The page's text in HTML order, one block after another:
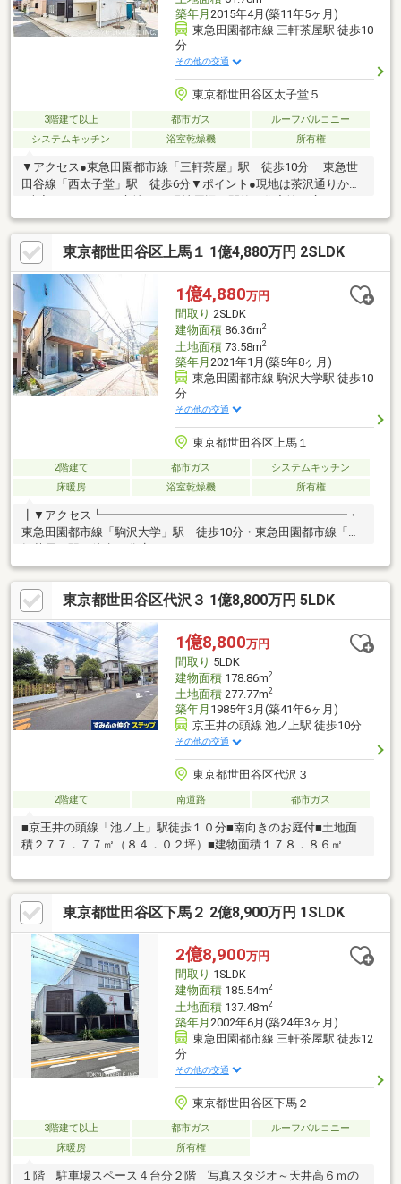
築年月 2015年4月(築11年5ヶ月)
東急田園都市線 三軒茶屋駅 徒歩10
分
その他の交通
東京都世田谷区太子堂５
3階建て以上 都市ガス
ルーフバルコニー
システムキッチン
浴室乾燥機 所有権
▼アクセス●東急田園都市線「三軒茶屋」駅 徒歩10分 東急世
田谷線「西太子堂」駅 徒歩6分▼ポイント●現地は茶沢通りから
います。●北東・北西の角地です。●システムキッチンは、リビン
グを見渡せるカウンター式。●ルーフバルコニー付住戸。●大切な
愛車を雨風から防げるビルトイン車庫。 ▼周辺環境●太子堂小学
校・・・・・・・・約490ｍ●太子堂中学校・・・・・・・・約
340ｍ●太子堂保育園・・・・・・・・約120ｍ●サミット代沢十字
路店・・・・約400ｍ
東京都世田谷区上馬１ 1億4,880万円 2SLDK
1億4,880万円
間取り 2SLDK
建物面積86.36m2
土地面積73.58m2
築年月 2021年1月(築5年8ヶ月)
東急田園都市線 駒沢大学駅 徒歩10
分
その他の交通
東京都世田谷区上馬１
2階建て 都市ガス
システムキッチン
床暖房
浴室乾燥機 所有権
┃▼アクセス┗━━━━━━━━━━━━━━━━━━━━━・
東急田園都市線「駒沢大学」駅 徒歩10分・東急田園都市線「三
┗━━━━━━━━━━━━━━━━━━━━━・外からの視線
が気になりにくい2階リビング・約18.7畳のLDKの一部には電気式
床暖房有 また勾配天井になっているため開放感有・LD部分が見
渡せるカウンターキッチン・各種水回りに窓があり換気ができる
ため、湿気がこもらず衛生的・全居室収納スペース有・約8.02m2
のグルニエがあり、季節物の家電等の収納が可能です・トイレ2箇
所有(1階・2階)・車庫有
東京都世田谷区代沢３ 1億8,800万円 5LDK
1億8,800万円
間取り 5LDK
建物面積178.86m2
土地面積277.77m2
築年月 1985年3月(築41年6ヶ月)
京王井の頭線 池ノ上駅 徒歩10分
その他の交通
東京都世田谷区代沢３
2階建て 南道路 都市ガス
■京王井の頭線「池ノ上」駅徒歩１０分■南向きのお庭付■土地面
積２７７．７７㎡（８４．０２坪）■建物面積１７８．８６㎡
約８０ｍ
東京都世田谷区下馬２ 2億8,900万円 1SLDK
2億8,900万円
間取り 1SLDK
建物面積185.54m2
土地面積137.48m2
築年月 2002年6月(築24年3ヶ月)
東急田園都市線 三軒茶屋駅 徒歩12
分
その他の交通
東京都世田谷区下馬２
3階建て以上 都市ガス
ルーフバルコニー
床暖房
所有権
１階 駐車場スペース４台分２階 写真スタジオ～天井高６ｍの